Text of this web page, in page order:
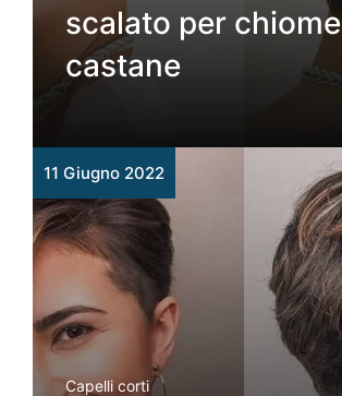
scalato per chiome
castane
11 Giugno 2022
Capelli corti